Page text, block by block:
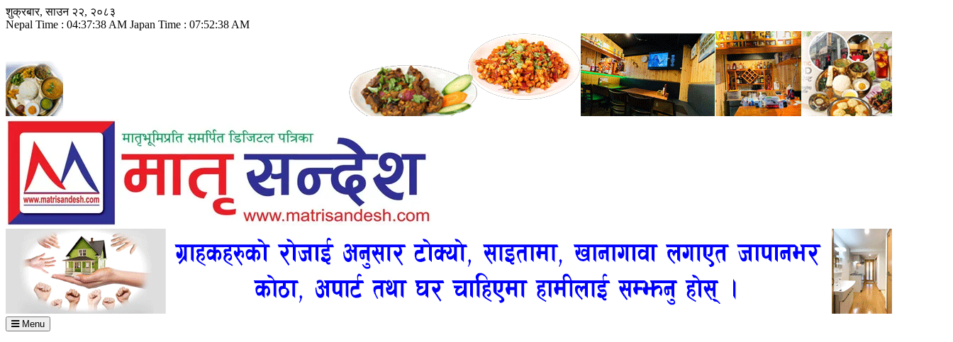
Skip
to
शुक्रबार, साउन २२, २०८३
Nepal Time : 04:37:39 AM Japan Time : 07:52:39 AM
Menu